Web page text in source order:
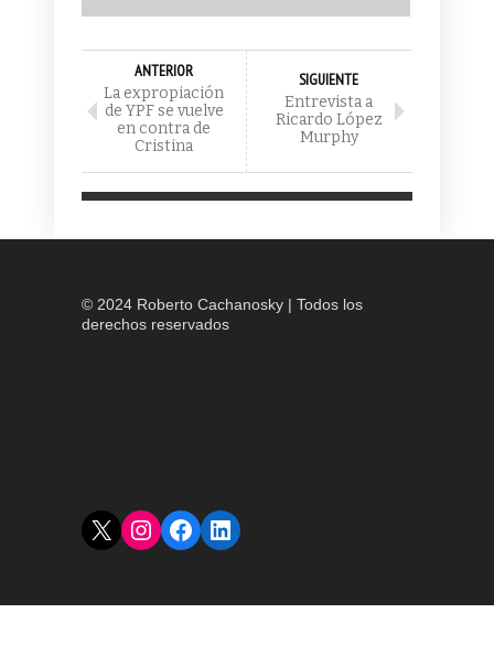
ANTERIOR
La expropiación
de YPF se vuelve
en contra de
Cristina
SIGUIENTE
Entrevista a
Ricardo López
Murphy
© 2024 Roberto Cachanosky | Todos los
derechos reservados
X Instagram
Facebook
LinkedIn